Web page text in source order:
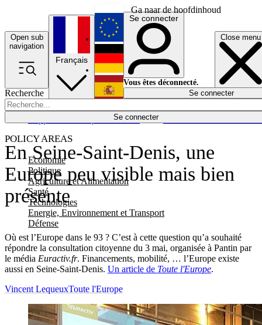
Ga naar de hoofdinhoud
Open sub
navigation
Close menu
Recherche
Se connecter
POLICY AREAS
Economie
Politique
Agriculture et Alimentation
Santé
Technologies
Energie, Environnement et Transport
Défense
Économie
Français
English
Deutsch
Español
Se connecter
Vous êtes déconnecté.
Se connecter
En Seine-Saint-Denis, une
Europe peu visible mais bien
présente
Où est l’Europe dans le 93 ? C’est à cette question qu’a souhaité
répondre la consultation citoyenne du 3 mai, organisée à Pantin par
le média Euractiv.fr. Financements, mobilité, … l’Europe existe
aussi en Seine-Saint-Denis. Un article de Toute l'Europe.
Vincent LequeuxToute l'Europe